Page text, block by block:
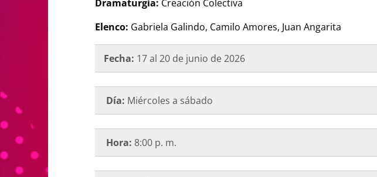
Dramaturgia: Creación Colectiva
Elenco: Gabriela Galindo, Camilo Amores, Juan Angarita
Fecha: 17 al 20 de junio de 2026
Día: Miércoles a sábado
Hora: 8:00 p. m.